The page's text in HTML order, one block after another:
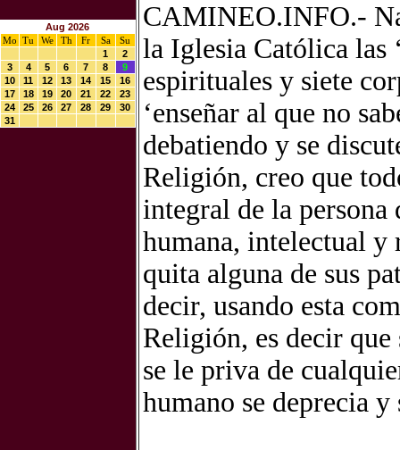
Aug 2026
Mo
Tu We Th Fr Sa
Su
1
2
3
4 5 6 7 8
9
10
11 12 13 14 15
16
17
18 19 20 21 22
23
24
25 26 27 28 29
30
31
CAMINEO.INFO.-
la Iglesia Católica las
espirituales y siete
‘enseñar al que no
debatiendo y se
Religión, creo que
integral de la persona
humana, intelectual y
quita alguna de sus
decir, usando esta
Religión, es decir
se le priva de
humano se deprecia y